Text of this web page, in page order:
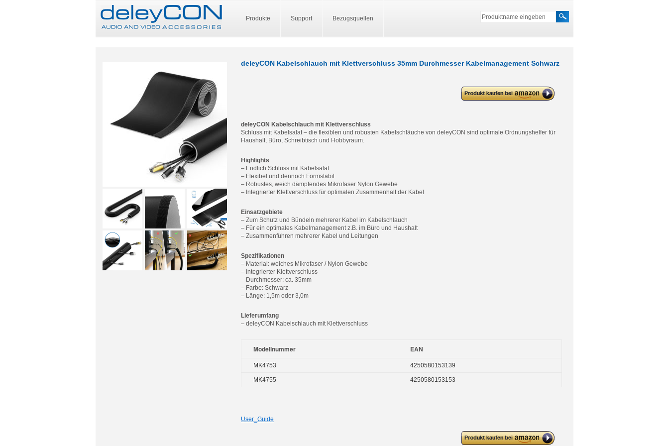
Produkte Support Bezugsquellen
deleyCON Kabelschlauch mit Klettverschluss 35mm Durchmesser Kabelmanagement Schwarz
deleyCON Kabelschlauch mit
Klettverschluss 35mm
deleyCON Kabelschlauch mit Klettverschluss
Schluss mit Kabelsalat – die flexiblen und robusten Kabelschläuche von deleyCON sind optimale Ordnungshelfer für
Haushalt, Büro, Schreibtisch und Hobbyraum.
Highlights
– Endlich Schluss mit Kabelsalat
– Flexibel und dennoch Formstabil
– Robustes, weich dämpfendes Mikrofaser Nylon Gewebe
– Integrierter Klettverschluss für optimalen Zusammenhalt der Kabel
Einsatzgebiete
– Zum Schutz und Bündeln mehrerer Kabel im Kabelschlauch
– Für ein optimales Kabelmanagement z.B. im Büro und Haushalt
– Zusammenführen mehrerer Kabel und Leitungen
Spezifikationen
– Material: weiches Mikrofaser / Nylon Gewebe
– Integrierter Klettverschluss
– Durchmesser: ca. 35mm
– Farbe: Schwarz
– Länge: 1,5m oder 3,0m
Lieferumfang
– deleyCON Kabelschlauch mit Klettverschluss
Modellnummer EAN
MK4753 4250580153139
MK4755 4250580153153
User_Guide
deleyCON Kabelschlauch mit
Klettverschluss 35mm